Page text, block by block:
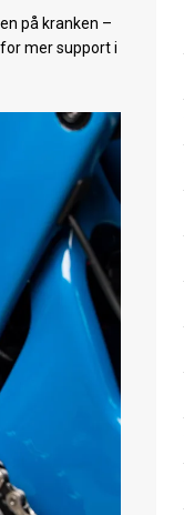
på kranken –
mer support i